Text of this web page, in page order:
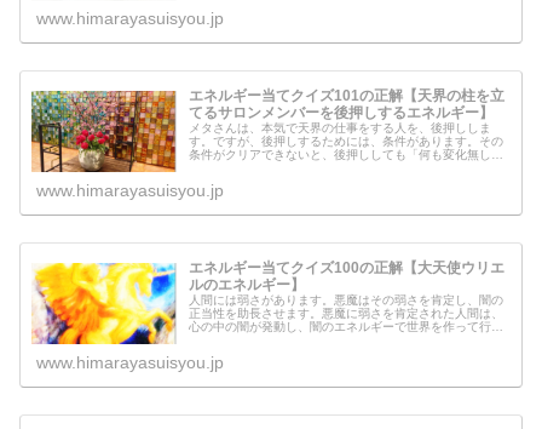
www.himarayasuisyou.jp
エネルギー当てクイズ101の正解【天界の柱を立
てるサロンメンバーを後押しするエネルギー】
メタさんは、本気で天界の仕事をする人を、後押ししま
す。ですが、後押しするためには、条件があります。その
条件がクリアできないと、後押ししても「何も変化無し」
www.himarayasuisyou.jp
エネルギー当てクイズ100の正解【大天使ウリエ
ルのエネルギー】
人間には弱さがあります。悪魔はその弱さを肯定し、闇の
正当性を助長させます。悪魔に弱さを肯定された人間は、
心の中の闇が発動し、闇のエネルギーで世界を作って行き
www.himarayasuisyou.jp